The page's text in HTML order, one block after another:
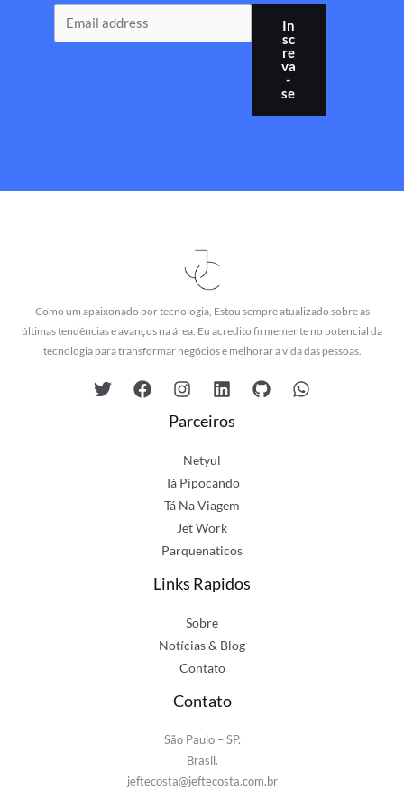
In
sc
re
va
-
se
Como um apaixonado por tecnologia, Estou sempre atualizado sobre as
últimas tendências e avanços na área. Eu acredito firmemente no potencial da
tecnologia para transformar negócios e melhorar a vida das pessoas.
Parceiros
Netyul
Tá Pipocando
Tá Na Viagem
Jet Work
Parquenaticos
Links Rapidos
Sobre
Notícias & Blog
Contato
Contato
São Paulo – SP.
Brasil.
jeftecosta@jeftecosta.com.br